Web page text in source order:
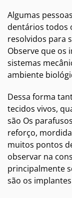
Algumas
dentários todos
resolvidos para
Observe que os
sistemas
ambiente
Dessa forma
tecidos vivos,
são Os
reforço,
muitos pontos
observar na
principalmente
são os